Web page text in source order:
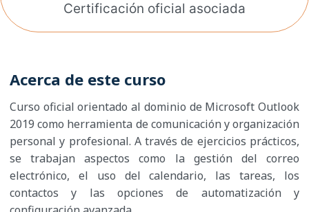
Certificación oficial asociada
Acerca de este curso
Curso oficial orientado al dominio de Microsoft Outlook
2019 como herramienta de comunicación y organización
personal y profesional. A través de ejercicios prácticos,
se trabajan aspectos como la gestión del correo
electrónico, el uso del calendario, las tareas, los
contactos y las opciones de automatización y